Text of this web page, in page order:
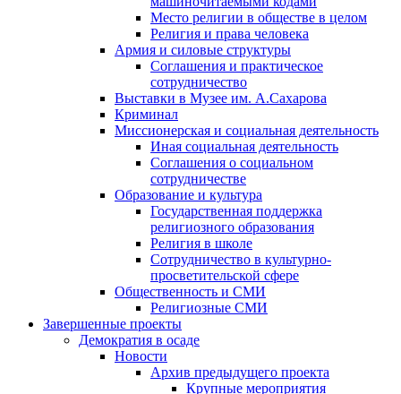
Место религии в обществе в целом
Религия и права человека
Армия и силовые структуры
Соглашения и практическое
сотрудничество
Выставки в Музее им. А.Сахарова
Криминал
Миссионерская и социальная деятельность
Иная социальная деятельность
Соглашения о социальном
сотрудничестве
Образование и культура
Государственная поддержка
религиозного образования
Религия в школе
Сотрудничество в культурно-
просветительской сфере
Общественность и СМИ
Религиозные СМИ
Завершенные проекты
Демократия в осаде
Новости
Архив предыдущего проекта
Крупные мероприятия